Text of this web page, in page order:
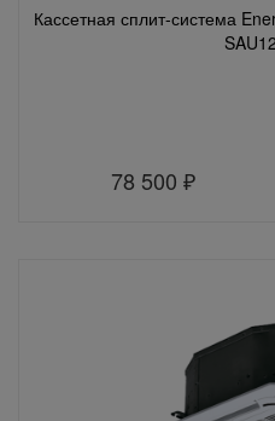
Кассетная сплит-система
78 500₽